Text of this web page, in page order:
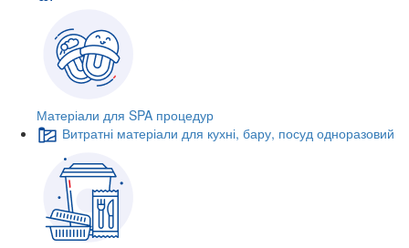
Матеріали для SPA процедур
Витратні матеріали для кухні, бару, посуд одноразовий